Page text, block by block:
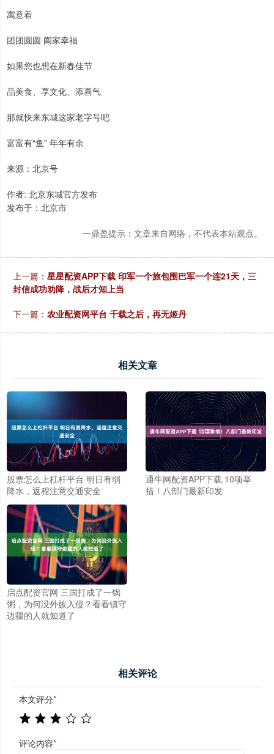
寓意着
团团圆圆 阖家幸福
如果您也想在新春佳节
品美食、享文化、添喜气
那就快来东城这家老字号吧
富富有“鱼” 年年有余
来源：北京号
作者: 北京东城官方发布
发布于：北京市
一鼎盈提示：文章来自网络，不代表本站观点。
上一篇： 星星配资APP下载 印军一个旅包围巴军一个连21天，三
封信成功劝降，战后才知上当
下一篇： 农业配资网平台 千载之后，再无姬丹
相关文章
股票怎么上杠杆平台 明日有弱
降水，返程注意交通安全
通牛网配资APP下载 10项举
措！八部门最新印发
启点配资官网 三国打成了一锅
粥，为何没外族入侵？看看镇守
边疆的人就知道了
相关评论
本文评分*
评论内容*